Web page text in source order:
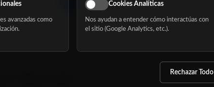
avanzadas como
Cookies Analíticas
Nos ayudan a entender cómo interactúas con
el sitio (Google Analytics, etc.).
Rechazar Todo